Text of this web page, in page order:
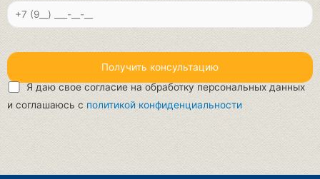
Я даю свое согласие на обработку персональных данных
и соглашаюсь с политикой конфиденциальности